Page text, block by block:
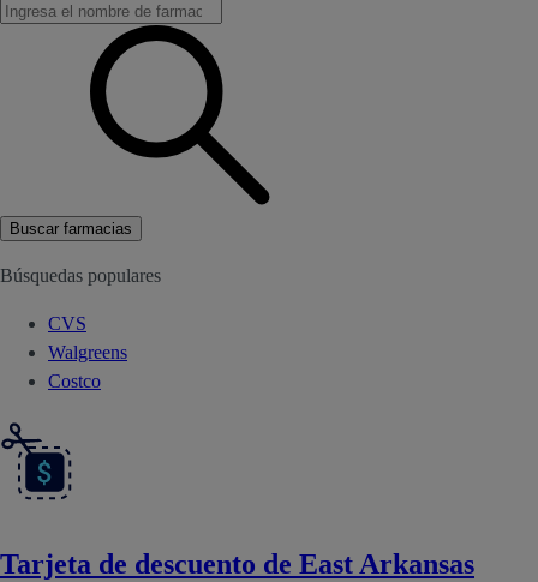
Buscar farmacias
Búsquedas populares
CVS
Walgreens
Costco
Tarjeta de descuento de East Arkansas